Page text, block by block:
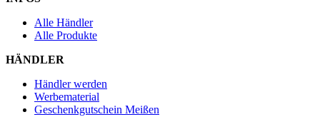
Alle Händler
Alle Produkte
HÄNDLER
Händler werden
Werbematerial
Geschenkgutschein Meißen